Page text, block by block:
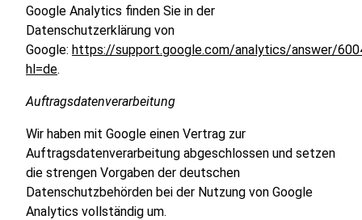
Google Analytics finden Sie in der
Datenschutzerklärung von
Google: https://support.google.com/analytics/answer/
hl=de.
Auftragsdatenverarbeitung
Wir haben mit Google einen Vertrag zur
Auftragsdatenverarbeitung abgeschlossen und setzen
die strengen Vorgaben der deutschen
Datenschutzbehörden bei der Nutzung von Google
Analytics vollständig um.